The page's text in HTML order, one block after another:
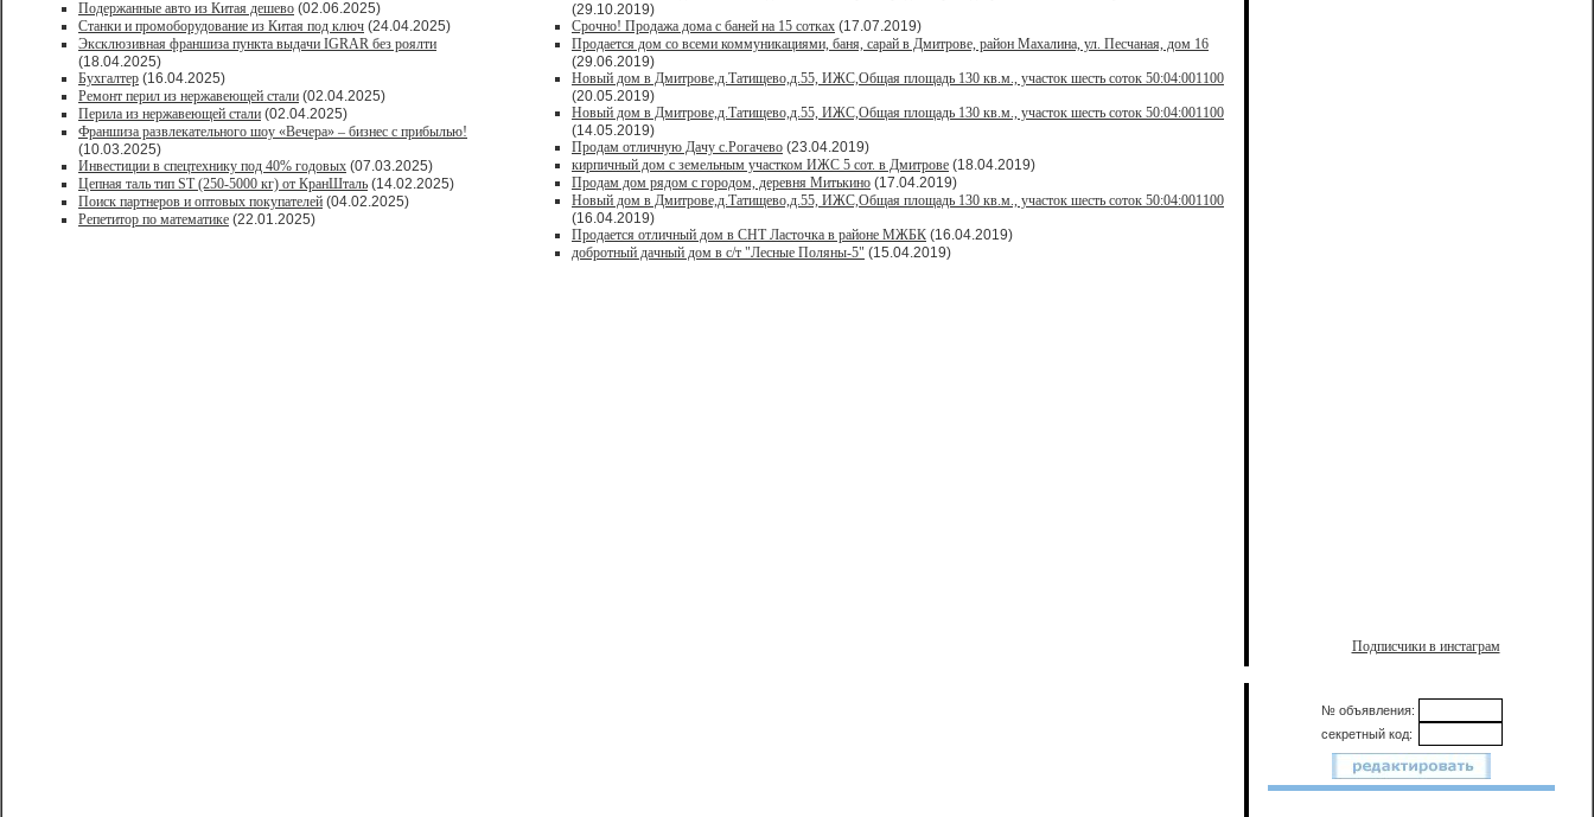
Подержанные авто из Китая дешево (02.06.2025)
Станки и промоборудование из Китая под ключ (24.04.2025)
Эксклюзивная франшиза пункта выдачи IGRAR без роялти
(18.04.2025)
Бухгалтер (16.04.2025)
Ремонт перил из нержавеющей стали (02.04.2025)
Перила из нержавеющей стали (02.04.2025)
Франшиза развлекательного шоу «Вечера» – бизнес с прибылью!
(10.03.2025)
Инвестиции в спецтехнику под 40% годовых (07.03.2025)
Цепная таль тип ST (250-5000 кг) от КранШталь (14.02.2025)
Поиск партнеров и оптовых покупателей (04.02.2025)
Репетитор по математике (22.01.2025)
(29.10.2019)
Срочно! Продажа дома с баней на 15 сотках (17.07.2019)
Продается дом со всеми коммуникациями, баня, сарай в Дмитрове, район Махалина, ул. Песчаная, дом 16
(29.06.2019)
Новый дом в Дмитрове,д.Татищево,д.55, ИЖС,Общая площадь 130 кв.м., участок шесть соток 50:04:001100
(20.05.2019)
Новый дом в Дмитрове,д.Татищево,д.55, ИЖС,Общая площадь 130 кв.м., участок шесть соток 50:04:001100
(14.05.2019)
Продам отличную Дачу с.Рогачево (23.04.2019)
кирпичный дом с земельным участком ИЖС 5 сот. в Дмитрове (18.04.2019)
Продам дом рядом с городом, деревня Митькино (17.04.2019)
Новый дом в Дмитрове,д.Татищево,д.55, ИЖС,Общая площадь 130 кв.м., участок шесть соток 50:04:001100
(16.04.2019)
Продается отличный дом в СНТ Ласточка в районе МЖБК (16.04.2019)
добротный дачный дом в с/т "Лесные Поляны-5" (15.04.2019)
Подписчики в инстаграм
№ объявления:
секретный код: